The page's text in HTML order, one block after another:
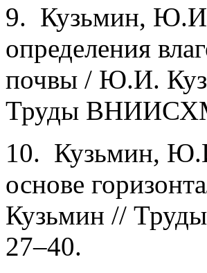
9. Кузьмин, Ю.И.
определения
почвы / Ю.И.
Труды
10. Кузьмин,
основе
Кузьмин //
27–40.